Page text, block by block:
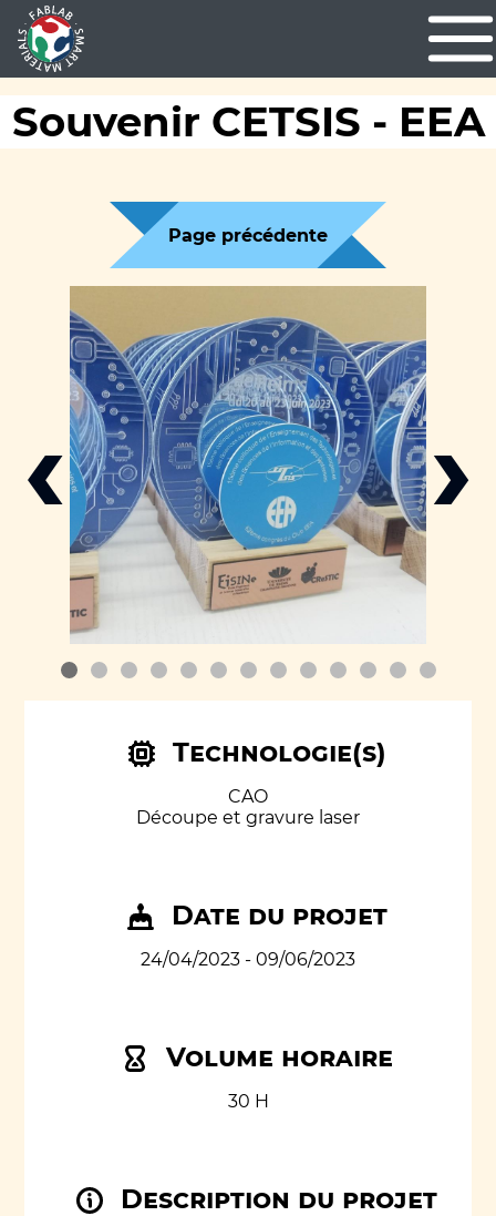
Souvenir CETSIS - EEA
Page précédente
‹ ›
Date du projet
24/04/2023 - 09/06/2023
Volume horaire
30 H
Technologie(s)
CAO
Découpe et gravure laser
Description du projet